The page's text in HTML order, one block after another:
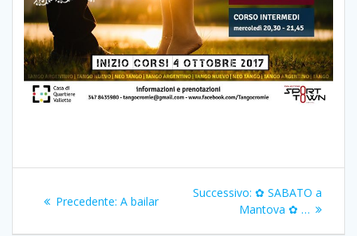
articoli
Precedente: Articolo
A bailar
Successivo: Articolo
successivo:
✿ SABATO a
Mantova ✿ …